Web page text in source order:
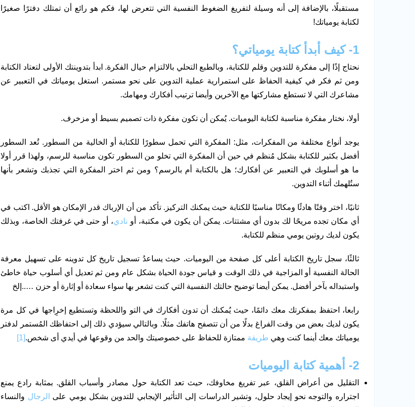
مستقبلًا، بالإضافة إلى أنه وسيلة لتفريغ الضغوط النفسية التي تتعرض لها، فكم هو رائع أن تمتلك دفترًا صغيرًا
لكتابة يومياتك!
1- كيف أبدأ كتابة يومياتي؟
نحتاج إذًا إلى مفكرة للتدوين وقلم للكتابة، وبالطبع التحلي بالالتزام حيال الفكرة. ابدأ بتدوينتك الأولى لتعتاد الكتابة
ومن ثم فكر في كيفية الحفاظ على استمرارية عملية التدوين على نحو مستمر. استغل يومياتك في التعبير عن
مشاعرك التي لا تستطع مشاركتها مع الآخرين وأيضا ترتيب أفكارك ومهامك.
أولا، نختار مفكرة مناسبة لكتابة اليوميات. يُمكن أن تكون مفكرة ذات تصميم بسيط أو مزخرف.
يوجد أنواع مختلفة من المفكرات، مثل: المفكرة التي تحمل سطورًا للكتابة أو الخالية من السطور. تُعد السطور
أفضل بكثير للكتابة بشكل مُنظم في حين أن المفكرة التي تخلو من السطور تكون مناسبة للرسم، ولهذا قرر أولا
ما هو أسلوبك في التعبير عن أفكارك؛ هل بالكتابة أم بالرسم؟ ومن ثم اختر المفكرة التي تجذبك وتشعر بأنها
ستُلهمك أثناء التدوين.
ثانيًا، اختر وقتًا هادئًا ومكانًا مناسبًا للكتابة حيث يمكنك التركيز. تأكد من أن الإرباك قدر الإمكان هو الأقل. اكتب في
أي مكان تجده مريحًا لك بدون أي مشتتات. يمكن أن يكون في مكتبة، أو نادي، أو حتى في غرفتك الخاصة، وبذلك
يكون لديك روتين يومي منظم للكتابة.
ثالثًا، سجل تاريخ الكتابة أعلى كل صفحة من اليوميات. حيث يساعدُ تسجيل تاريخ كل تدوينه على تسهيل معرفة
الحالة النفسية أو المزاجية في ذلك الوقت و قياس جودة الحياة بشكل عام ومن ثم تعديل أي أسلوب حياة خاطئ
واستبداله بآخر أفضل. يمكن أيضا توضيح حالتك النفسية التي كنت تشعر بها سواء سعادة أو إثارة أو حزن …..إلخ
رابعا، احتفظ بمفكرتك معك دائمًا، حيث يُمكنك أن تدون أفكارك في التو واللحظة وتستطيع إخرِاجها في كل مرة
يكون لديك بعض من وقت الفراغ بدلًا من أن تتصفح هاتفك مثلًا. وبالتالي سيؤدي ذلك إلى احتفاظك المُستمر لدفتر
يومياتك معك أينما كنت وهي طريقة ممتازة للحفاظ على خصوصيتك والحد من وقوعها في أيدي أى شخص.[1]
2- أهمية كتابة اليوميات
التقليل من أعراض القلق، عبر تفريغ مخاوفك، حيث تعد الكتابة حول مصادر وأسباب القلق. بمثابة رادع يمنع
اجتراره والتوجه نحو إيجاد حلول، وتشير الدراسات إلى التأثير الإيجابي للتدوين بشكل يومي على
الرجال والنساء